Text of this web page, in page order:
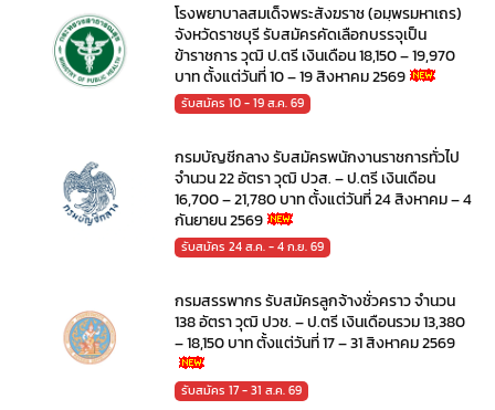
โรงพยาบาลสมเด็จพระสังฆราช (อมฺพรมหาเถร)
จังหวัดราชบุรี รับสมัครคัดเลือกบรรจุเป็น
ข้าราชการ วุฒิ ป.ตรี เงินเดือน 18,150 – 19,970
บาท ตั้งแต่วันที่ 10 – 19 สิงหาคม 2569
รับสมัคร 10 - 19 ส.ค. 69
กรมบัญชีกลาง รับสมัครพนักงานราชการทั่วไป
จำนวน 22 อัตรา วุฒิ ปวส. – ป.ตรี เงินเดือน
16,700 – 21,780 บาท ตั้งแต่วันที่ 24 สิงหาคม – 4
กันยายน 2569
รับสมัคร 24 ส.ค. - 4 ก.ย. 69
กรมสรรพากร รับสมัครลูกจ้างชั่วคราว จำนวน
138 อัตรา วุฒิ ปวช. – ป.ตรี เงินเดือนรวม 13,380
– 18,150 บาท ตั้งแต่วันที่ 17 – 31 สิงหาคม 2569
รับสมัคร 17 - 31 ส.ค. 69